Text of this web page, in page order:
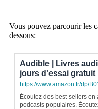
Vous pouvez parcourir les
dessous:
Audible | Livres
jours d'essai gratuit
https://www.amazon.fr/dp/
Écoutez des best-sellers
podcasts populaires.